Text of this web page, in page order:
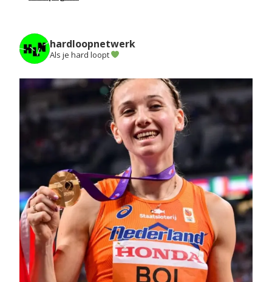
hardloopnetwerk
Als je hard loopt